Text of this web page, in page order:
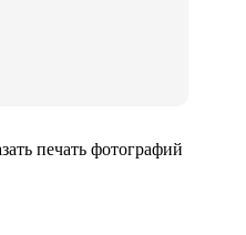
печать фотографий